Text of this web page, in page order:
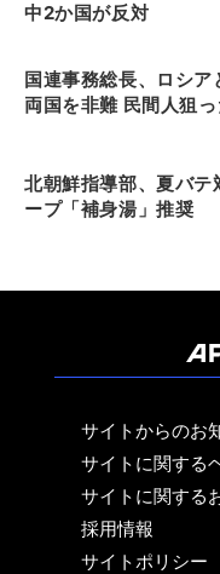
中2か国が反対
国連事務総長、ロシア
両国を非難 民間人狙
北朝鮮指導部、夏バテ
ープ「補身湯」推奨
サイトからのお
サイトに関する
サイトに関する
採用情報
サイトポリシー